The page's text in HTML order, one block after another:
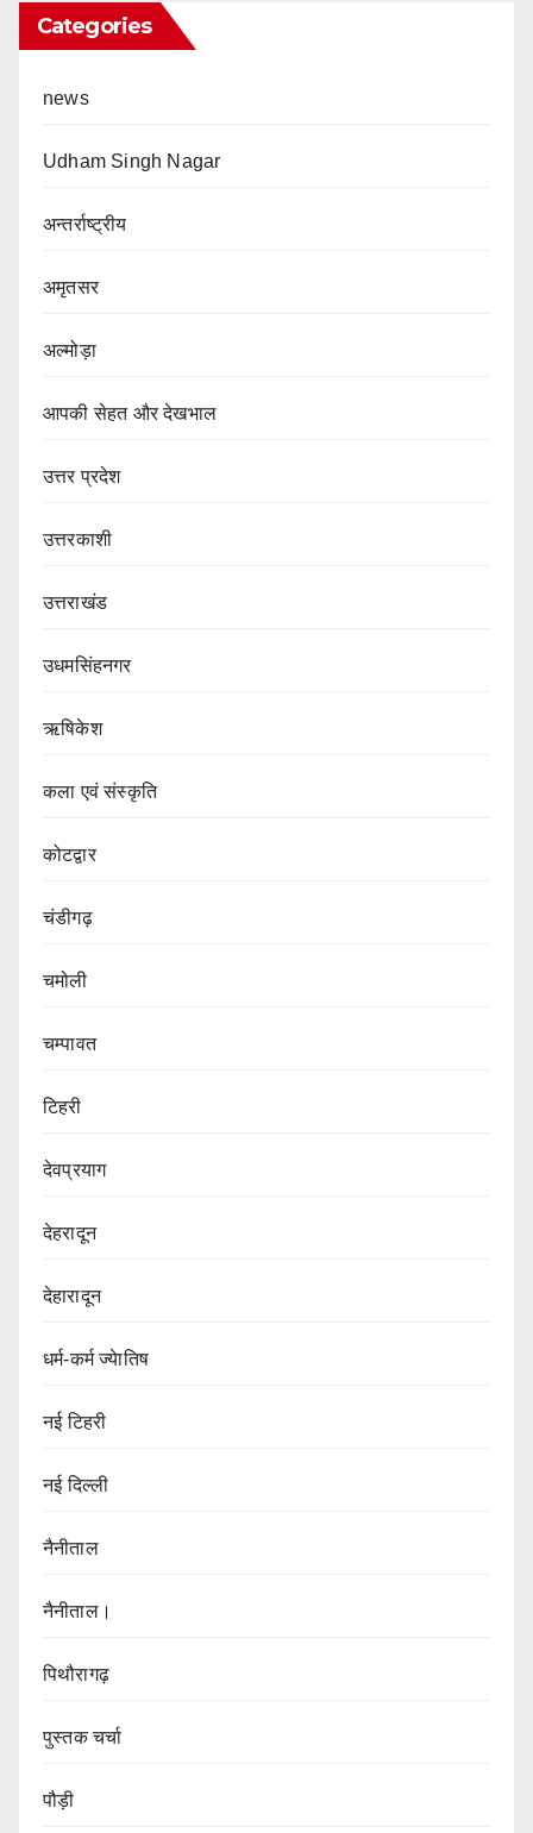
Categories
news
Udham Singh Nagar
अन्तर्राष्ट्रीय
अमृतसर
अल्मोड़ा
आपकी सेहत और देखभाल
उत्तर प्रदेश
उत्तरकाशी
उत्तराखंड
उधमसिंहनगर
ऋषिकेश
कला एवं संस्कृति
कोटद्वार
चंडीगढ़
चमोली
चम्पावत
टिहरी
देवप्रयाग
देहरादून
देहारादून
धर्म-कर्म ज्येातिष
नई टिहरी
नई दिल्ली
नैनीताल
नैनीताल।
पिथौरागढ़
पुस्तक चर्चा
पौड़ी